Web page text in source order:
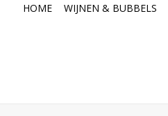
HOME WIJNEN & BUBBELS